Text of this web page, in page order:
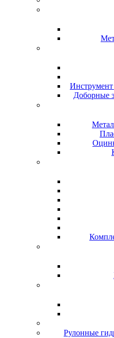
Доборные
Рулонные